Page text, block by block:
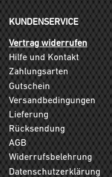
KUNDENSERVICE
Vertrag widerrufen
Hilfe und Kontakt
Zahlungsarten
Gutschein
Versandbedingungen
Lieferung
Rücksendung
AGB
Widerrufsbelehrung
Datenschutzerklärung